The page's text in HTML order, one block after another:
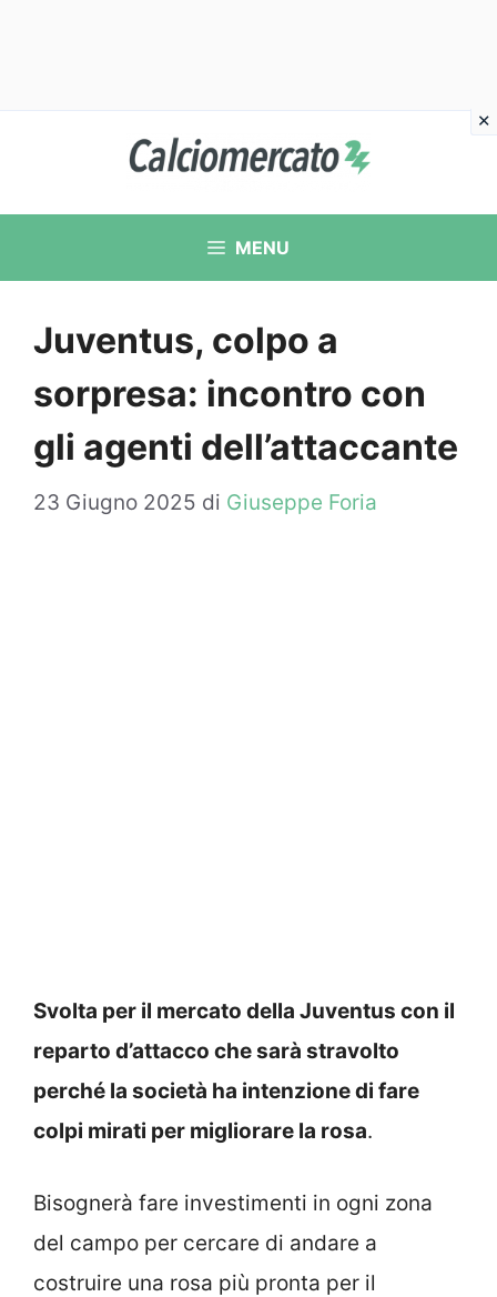
contenuto
MENU
Juventus, colpo a
sorpresa: incontro con
gli agenti dell’attaccante
23 Giugno 2025 di Giuseppe Foria
Svolta per il mercato della Juventus con il
reparto d’attacco che sarà stravolto
perché la società ha intenzione di fare
colpi mirati per migliorare la rosa.
Bisognerà fare investimenti in ogni zona
del campo per cercare di andare a
costruire una rosa più pronta per il